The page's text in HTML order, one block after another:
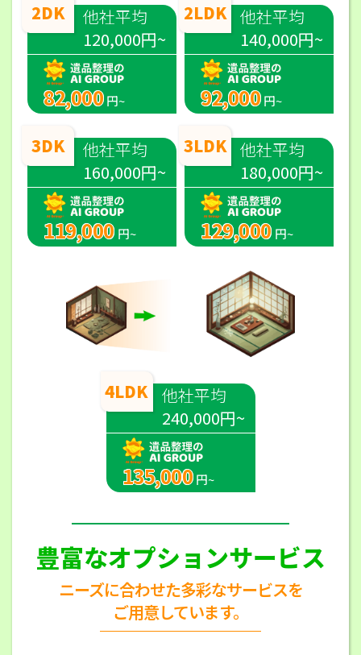
2DK
他社平均
120,000円~
82,000 円~
3DK
他社平均
160,000円~
119,000 円~
4LDK 他社平均
240,000円~
135,000 円~
2LDK 他社平均
140,000円~
92,000 円~
3LDK 他社平均
180,000円~
129,000 円~
豊富なオプションサービス
ニーズに合わせた多彩なサービスを
ご用意しています。